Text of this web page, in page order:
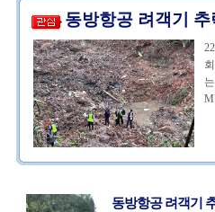
동방항공 려객기 추
동방항공 려객기